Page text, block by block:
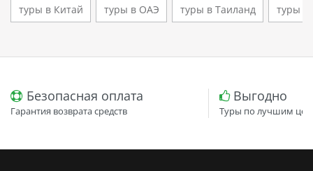
туры в Китай туры в ОАЭ туры в Таиланд туры в
Безопасная оплата
Гарантия возврата средств
Выгодно
Туры по лучшим